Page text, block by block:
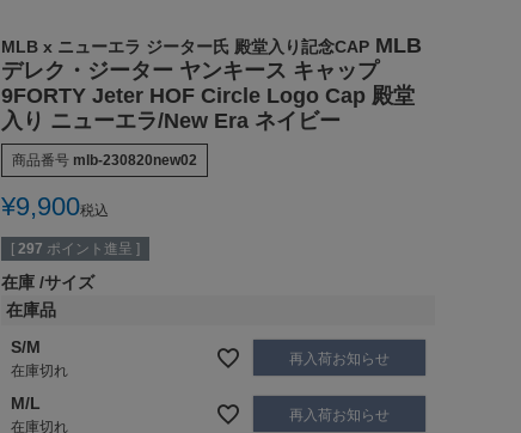
MLB x ニューエラ ジーター氏 殿堂入り記念CAP MLB
デレク・ジーター ヤンキース キャップ
9FORTY Jeter HOF Circle Logo Cap 殿堂
入り ニューエラ/New Era ネイビー
商品番号 mlb-230820new02
¥9,900税込
[ 297 ポイント進呈 ]
在庫 サイズ
在庫品
S/M
在庫切れ
再入荷お知らせ
M/L
在庫切れ
再入荷お知らせ